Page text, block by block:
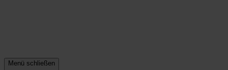
Menü schließen